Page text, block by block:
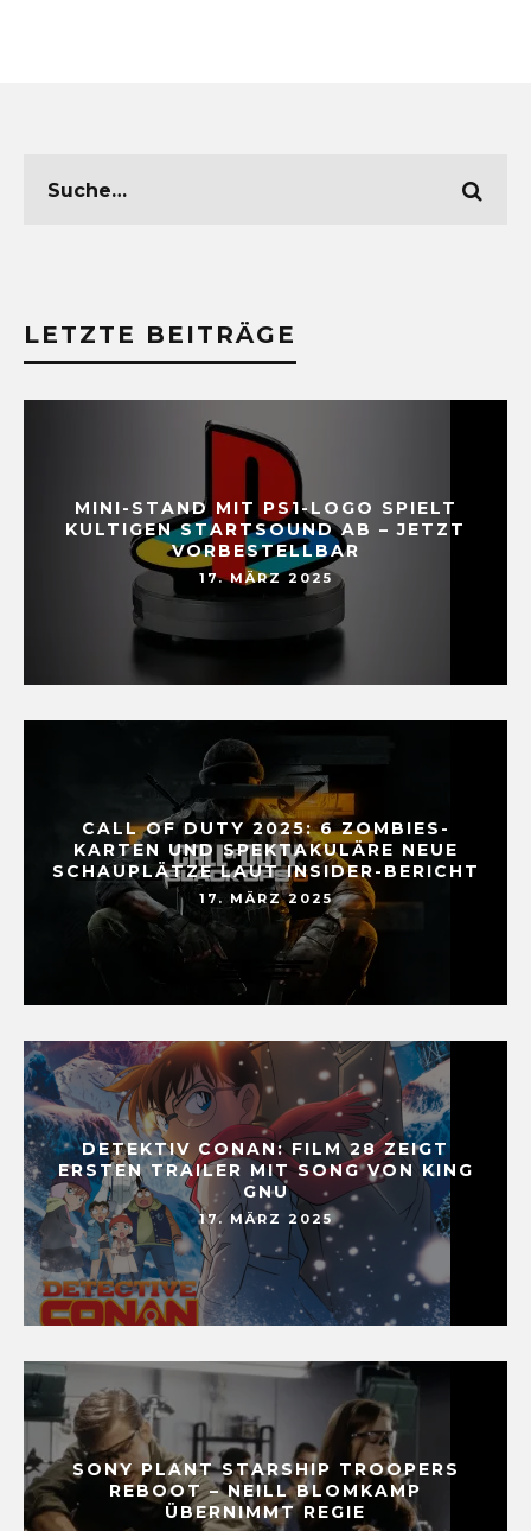
LETZTE BEITRÄGE
MINI-STAND MIT PS1-LOGO SPIELT
KULTIGEN STARTSOUND AB – JETZT
VORBESTELLBAR
17. MÄRZ 2025
CALL OF DUTY 2025: 6 ZOMBIES-
KARTEN UND SPEKTAKULÄRE NEUE
SCHAUPLÄTZE LAUT INSIDER-BERICHT
17. MÄRZ 2025
DETEKTIV CONAN: FILM 28 ZEIGT
ERSTEN TRAILER MIT SONG VON KING
GNU
17. MÄRZ 2025
SONY PLANT STARSHIP TROOPERS
REBOOT – NEILL BLOMKAMP
ÜBERNIMMT REGIE